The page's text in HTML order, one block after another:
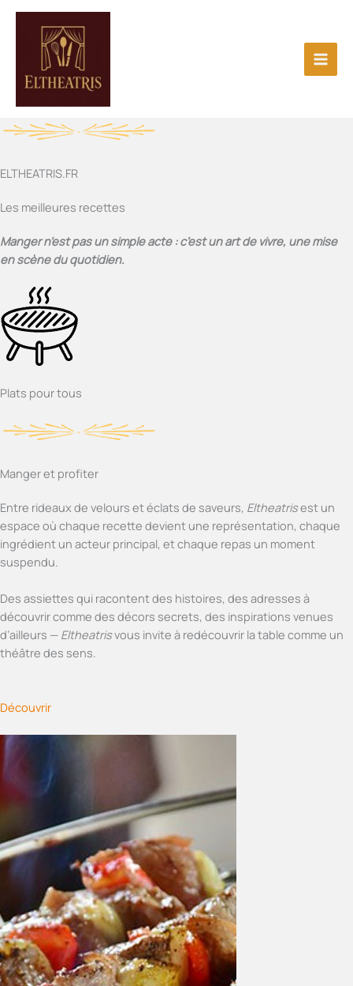
Aller
contenu
ELTHEATRIS.FR
Les meilleures recettes
Manger n’est pas un simple acte : c’est un art de vivre, une mise
en scène du quotidien.
Plats pour tous
Manger et profiter
Entre rideaux de velours et éclats de saveurs, Eltheatrisest un
espace où chaque recette devient une représentation, chaque
ingrédient un acteur principal, et chaque repas un moment
suspendu.
Des assiettes qui racontent des histoires, des adresses à
découvrir comme des décors secrets, des inspirations venues
d’ailleurs — Eltheatrisvous invite à redécouvrir la table comme un
théâtre des sens.
Découvrir